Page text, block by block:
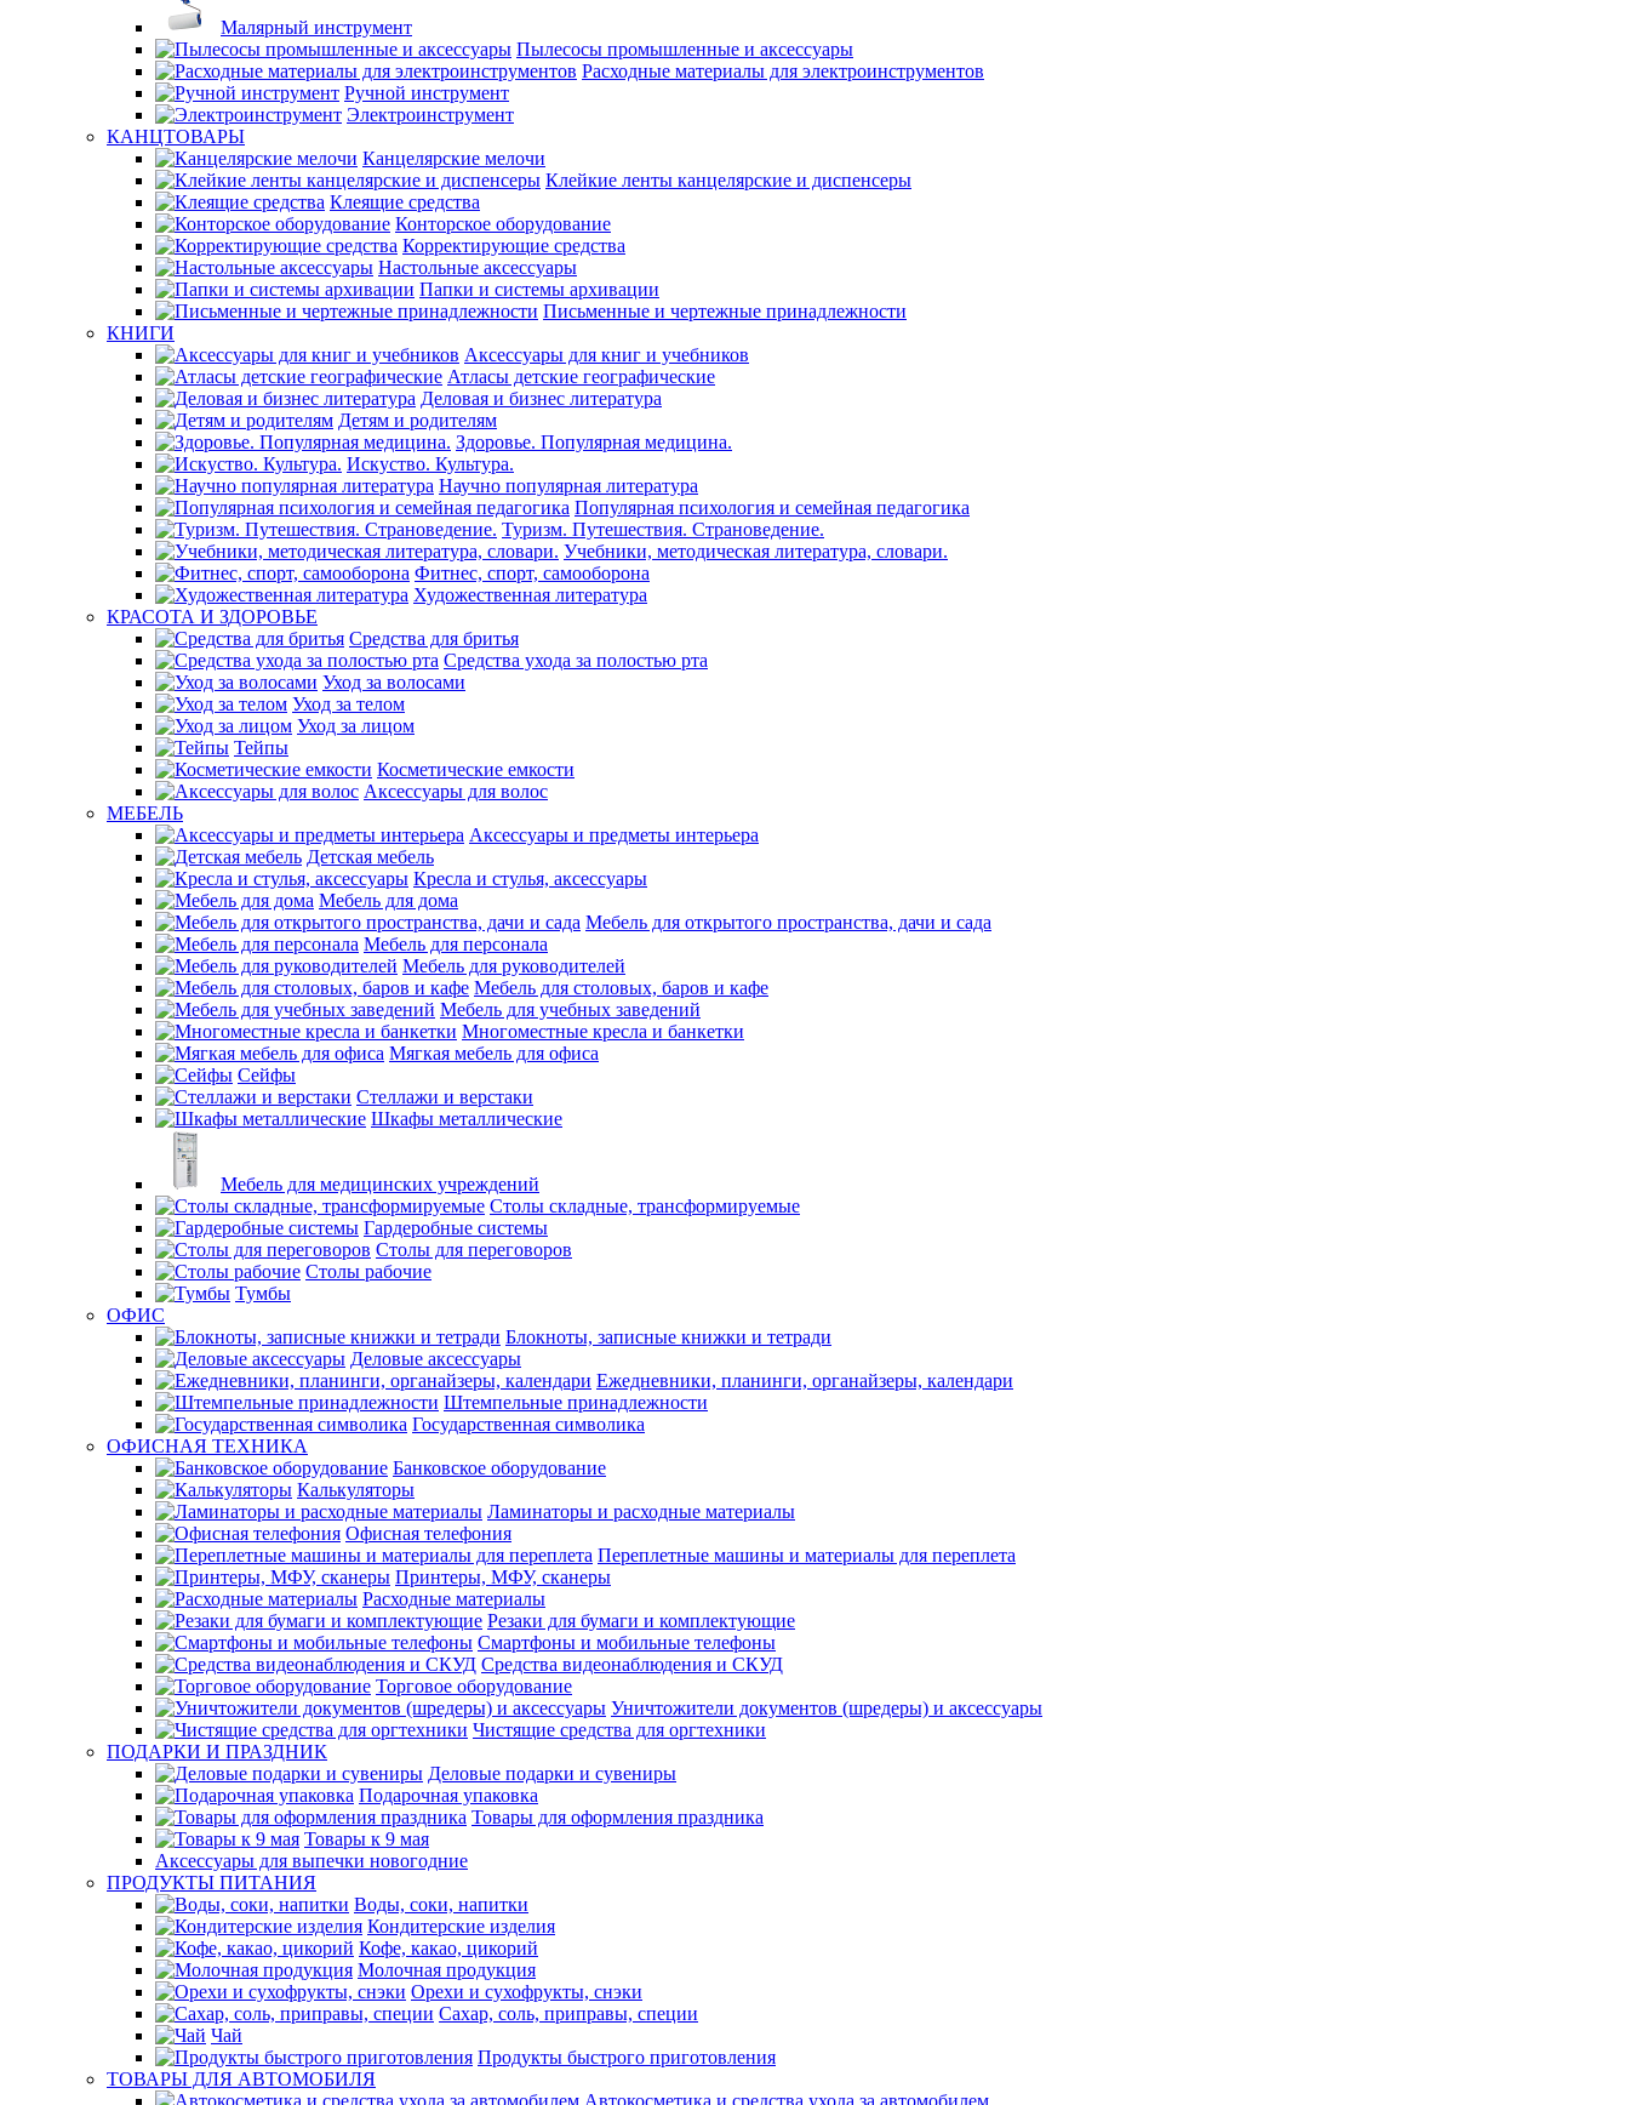
Малярный инструмент
Пылесосы промышленные и аксессуары
Расходные материалы для электроинструментов
Ручной инструмент
Электроинструмент
КАНЦТОВАРЫ
Канцелярские мелочи
Клейкие ленты канцелярские и диспенсеры
Клеящие средства
Конторское оборудование
Корректирующие средства
Настольные аксессуары
Папки и системы архивации
Письменные и чертежные принадлежности
КНИГИ
Аксессуары для книг и учебников
Атласы детские географические
Деловая и бизнес литература
Детям и родителям
Здоровье. Популярная медицина.
Искуство. Культура.
Научно популярная литература
Популярная психология и семейная педагогика
Туризм. Путешествия. Страноведение.
Учебники, методическая литература, словари.
Фитнес, спорт, самооборона
Художественная литература
КРАСОТА И ЗДОРОВЬЕ
Средства для бритья
Средства ухода за полостью рта
Уход за волосами
Уход за телом
Уход за лицом
Тейпы
Косметические емкости
Аксессуары для волос
МЕБЕЛЬ
Аксессуары и предметы интерьера
Детская мебель
Кресла и стулья, аксессуары
Мебель для дома
Мебель для открытого пространства, дачи и сада
Мебель для персонала
Мебель для руководителей
Мебель для столовых, баров и кафе
Мебель для учебных заведений
Многоместные кресла и банкетки
Мягкая мебель для офиса
Сейфы
Стеллажи и верстаки
Шкафы металлические
Мебель для медицинских учреждений
Столы складные, трансформируемые
Гардеробные системы
Столы для переговоров
Столы рабочие
Тумбы
ОФИС
Блокноты, записные книжки и тетради
Деловые аксессуары
Ежедневники, планинги, органайзеры, календари
Штемпельные принадлежности
Государственная символика
ОФИСНАЯ ТЕХНИКА
Банковское оборудование
Калькуляторы
Ламинаторы и расходные материалы
Офисная телефония
Переплетные машины и материалы для переплета
Принтеры, МФУ, сканеры
Расходные материалы
Резаки для бумаги и комплектующие
Смартфоны и мобильные телефоны
Средства видеонаблюдения и СКУД
Торговое оборудование
Уничтожители документов (шредеры) и аксессуары
Чистящие средства для оргтехники
ПОДАРКИ И ПРАЗДНИК
Деловые подарки и сувениры
Подарочная упаковка
Товары для оформления праздника
Товары к 9 мая
Аксессуары для выпечки новогодние
ПРОДУКТЫ ПИТАНИЯ
Воды, соки, напитки
Кондитерские изделия
Кофе, какао, цикорий
Молочная продукция
Орехи и сухофрукты, снэки
Сахар, соль, приправы, специи
Чай
Продукты быстрого приготовления
ТОВАРЫ ДЛЯ АВТОМОБИЛЯ
Автокосметика и средства ухода за автомобилем